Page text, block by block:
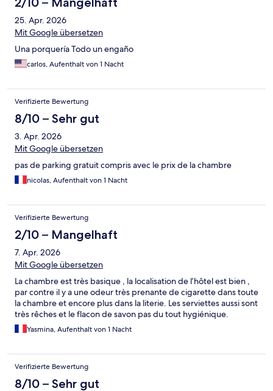
25. Apr. 2026
Mit Google übersetzen
Una porquería Todo un engaño
carlos, Aufenthalt von 1 Nacht
Verifizierte Bewertung
8/10 – Sehr gut
3. Apr. 2026
Mit Google übersetzen
pas de parking gratuit compris avec le prix de la chambre
nicolas, Aufenthalt von 1 Nacht
Verifizierte Bewertung
2/10 – Mangelhaft
7. Apr. 2026
Mit Google übersetzen
La chambre est très basique , la localisation de l’hôtel est bien ,
par contre il y a une odeur très prenante de cigarette dans toute
la chambre et encore plus dans la literie. Les serviettes aussi sont
très rêches et le flacon de savon pas du tout hygiénique.
Yasmina, Aufenthalt von 1 Nacht
Verifizierte Bewertung
8/10 – Sehr gut